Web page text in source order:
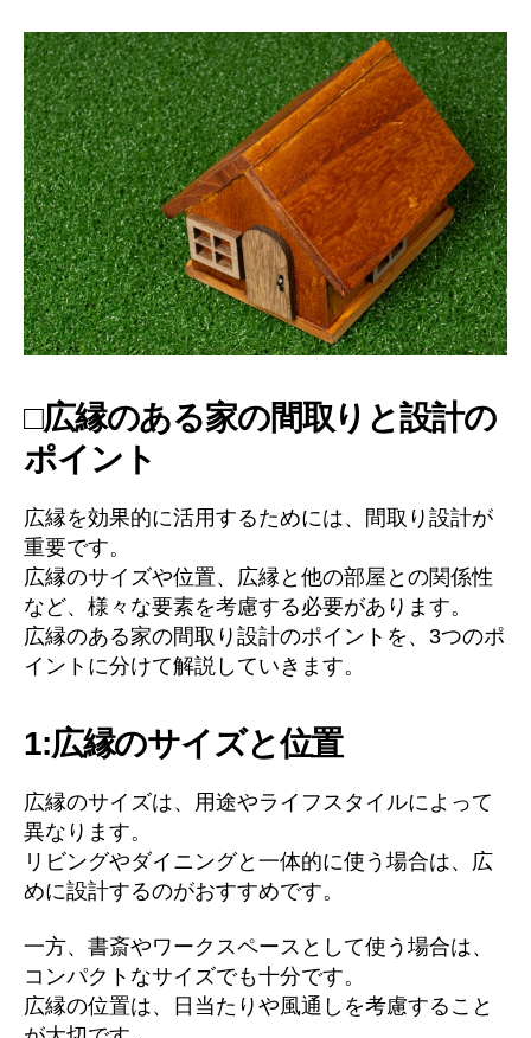
□広縁のある家の間取りと設計の
ポイント
広縁を効果的に活用するためには、間取り設計が
重要です。
広縁のサイズや位置、広縁と他の部屋との関係性
など、様々な要素を考慮する必要があります。
広縁のある家の間取り設計のポイントを、3つのポ
イントに分けて解説していきます。
1:広縁のサイズと位置
広縁のサイズは、用途やライフスタイルによって
異なります。
リビングやダイニングと一体的に使う場合は、広
めに設計するのがおすすめです。
一方、書斎やワークスペースとして使う場合は、
コンパクトなサイズでも十分です。
広縁の位置は、日当たりや風通しを考慮すること